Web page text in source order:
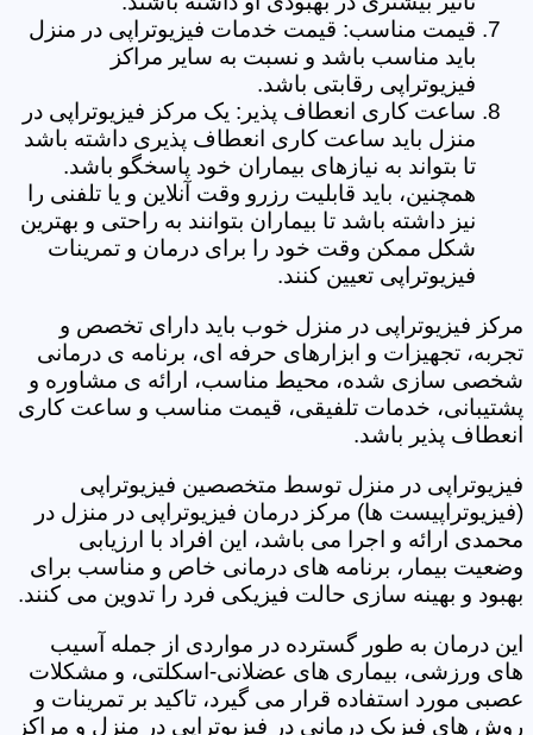
قیمت مناسب: قیمت خدمات فیزیوتراپی در منزل
باید مناسب باشد و نسبت به سایر مراکز
فیزیوتراپی رقابتی باشد.
ساعت کاری انعطاف پذیر: یک مرکز فیزیوتراپی در
منزل باید ساعت کاری انعطاف پذیری داشته باشد
تا بتواند به نیازهای بیماران خود پاسخگو باشد.
همچنین، باید قابلیت رزرو وقت آنلاین و یا تلفنی را
نیز داشته باشد تا بیماران بتوانند به راحتی و بهترین
شکل ممکن وقت خود را برای درمان و تمرینات
فیزیوتراپی تعیین کنند.
مرکز فیزیوتراپی در منزل خوب باید دارای تخصص و
تجربه، تجهیزات و ابزارهای حرفه ای، برنامه ی درمانی
شخصی سازی شده، محیط مناسب، ارائه ی مشاوره و
پشتیبانی، خدمات تلفیقی، قیمت مناسب و ساعت کاری
انعطاف پذیر باشد.
فیزیوتراپی در منزل توسط متخصصین فیزیوتراپی
(فیزیوتراپیست ها) مرکز درمان فیزیوتراپی در منزل در
محمدی ارائه و اجرا می باشد، این افراد با ارزیابی
وضعیت بیمار، برنامه های درمانی خاص و مناسب برای
بهبود و بهینه سازی حالت فیزیکی فرد را تدوین می کنند.
این درمان به طور گسترده در مواردی از جمله آسیب
های ورزشی، بیماری های عضلانی-اسکلتی، و مشکلات
عصبی مورد استفاده قرار می گیرد، تاکید بر تمرینات و
روش های فیزیک درمانی در فیزیوتراپی در منزل و مراکز